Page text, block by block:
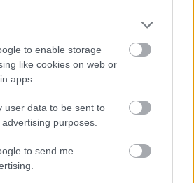
to enable storage
like cookies on web or
apps.
user data to be sent to
purposes.
to send me
Σχολίου